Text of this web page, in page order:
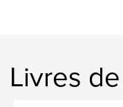
Livres